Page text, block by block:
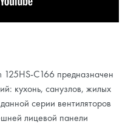
125HS-C166 предназначен
кухонь, санузлов, жилых
серии вентиляторов
лицевой панели